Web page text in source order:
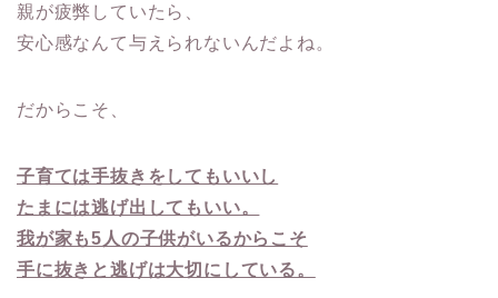
親が疲弊していたら、
安心感なんて与えられないんだよね。
だからこそ、
子育ては手抜きをしてもいいし
たまには逃げ出してもいい。
我が家も5人の子供がいるからこそ
手に抜きと逃げは大切にしている。